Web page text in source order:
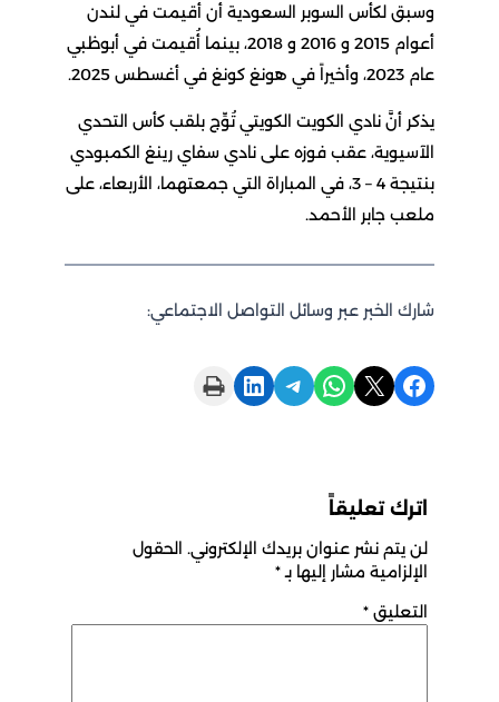
وسبق لكأس السوبر السعودية أن أُقيمت في لندن
أعوام 2015 و 2016 و 2018، بينما أُقيمت في أبوظبي
عام 2023، وأخيراً في هونغ كونغ في أغسطس 2025.
يذكر أنَّ نادي الكويت الكويتي تُوِّج بلقب كأس التحدي
الآسيوية، عقب فوزه على نادي سفاي رينغ الكمبودي
بنتيجة 4 – 3، في المباراة التي جمعتهما، الأربعاء، على
ملعب جابر الأحمد.
شارك الخبر عبر وسائل التواصل الاجتماعي:
Share on Facebook
Share on X
Share on WhatsApp
Share on Telegram
Share on LinkedIn
Print this Page
اترك تعليقاً
لن يتم نشر عنوان بريدك الإلكتروني. الحقول
الإلزامية مشار إليها بـ*
التعليق *